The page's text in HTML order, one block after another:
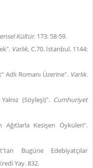
Kültür. 173: 58-59.
Varlık, C.70. İstanbul. 1144:
Adlı Romanı Üzerine". Varlık.
(Söyleşi)". Cumhuriyet
Ağıtlarla Kesişen Öyküleri".
Bugüne Edebiyatçılar
Yay. 832.